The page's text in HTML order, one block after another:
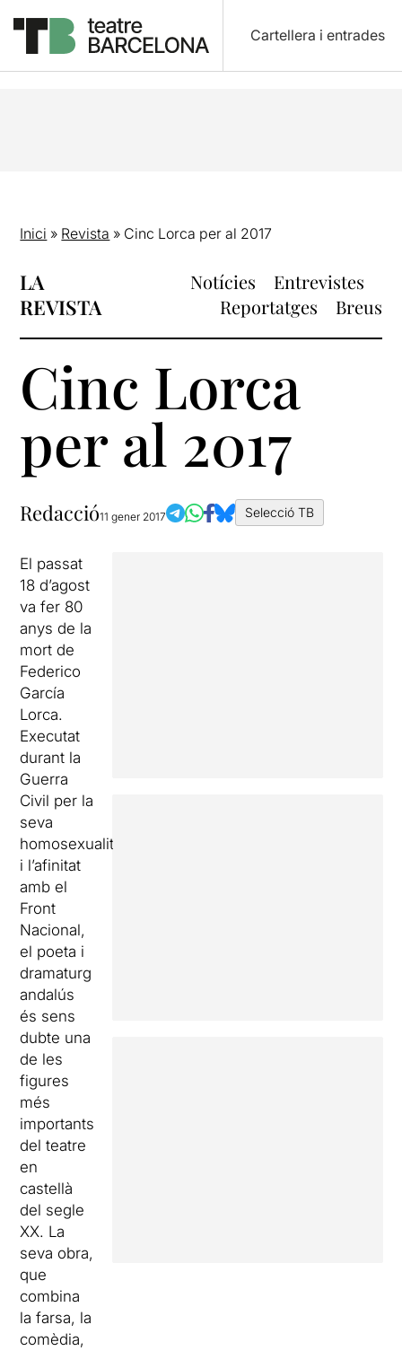
Cartellera i entrades
Inici » Revista » Cinc Lorca per al 2017
LA
REVISTA
Notícies
Entrevistes
Reportatges
Breus
Cinc Lorca
per al 2017
Redacció11 gener 2017 Selecció TB
El passat
18 d’agost
va fer 80
anys de la
mort de
Federico
García
Lorca.
Executat
durant la
Guerra
Civil per la
seva
homosexualitat
i l’afinitat
amb el
Front
Nacional,
el poeta i
dramaturg
andalús
és sens
dubte una
de les
figures
més
importants
del teatre
en
castellà
del segle
XX. La
seva obra,
que
combina
la farsa, la
comèdia,